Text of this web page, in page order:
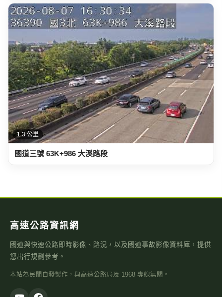
1.3 公里
國道三號 63K+986 大溪路段
高速公路資訊網
國道與快速公路即時影像、路況，以及國道事故影像資料庫，提供
您出行規劃參考。
本站為民間自發製作，與高速公路局及 1968 專線無關。